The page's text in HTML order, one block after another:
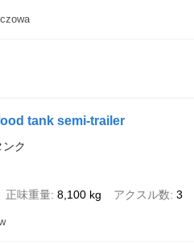
tank semi-trailer
ク
正味重量 8,100 kg アクスル数 3